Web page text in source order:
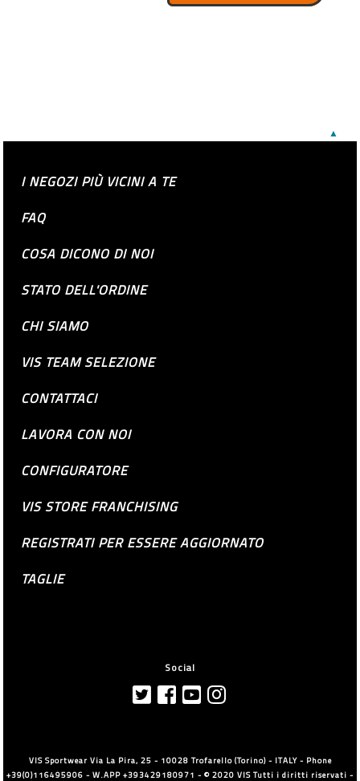
▲
I NEGOZI PIÙ VICINI A TE
FAQ
COSA DICONO DI NOI
STATO DELL'ORDINE
CHI SIAMO
VIS TEAM SELEZIONE
CONTATTACI
LAVORA CON NOI
CONFIGURATORE
VIS STORE FRANCHISING
REGISTRATI PER ESSERE AGGIORNATO
TAGLIE
Social
VIS Sportwear Via La Pira, 25 - 10028 Trofarello (Torino) - ITALY - Phone
+39(0)116495906 - W.APP +393429180971 - © 2020 VIS Tutti i diritti riservati -